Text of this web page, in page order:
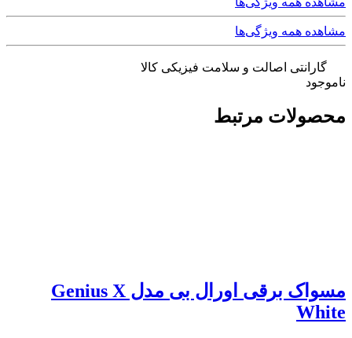
مشاهده همه ویژگی‌ها
گارانتی اصالت و سلامت فیزیکی کالا
ناموجود
محصولات مرتبط
مسواک برقی اورال بی مدل Genius X
White